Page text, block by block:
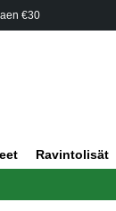
€30
Ravintolisät